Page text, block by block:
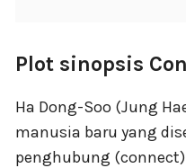
Plot sinopsis
Ha Dong-Soo (Jung
manusia baru yang
penghubung